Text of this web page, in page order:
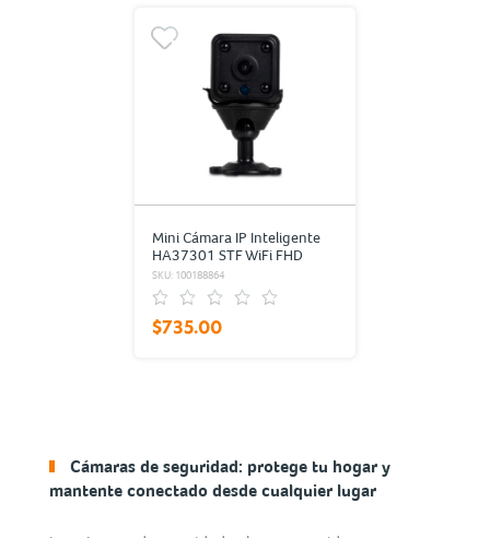
Mini Cámara IP Inteligente
HA37301 STF WiFi FHD
1080p
SKU: 100188864
$735.00
Cámaras de seguridad: protege tu hogar y
mantente conectado desde cualquier lugar